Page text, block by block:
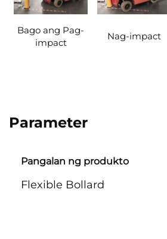
Bago ang Pag-
impact
Nag-impact
Parameter
Pangalan ng produkto
Flexible Bollard